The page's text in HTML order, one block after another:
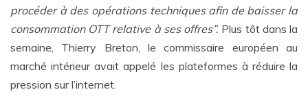
procéder à des opérations techniques afin de baisser la
consommation OTT relative à ses offres”. Plus tôt dans la
semaine, Thierry Breton, le commissaire européen au
marché intérieur avait appelé les plateformes à réduire la
pression sur l’internet.